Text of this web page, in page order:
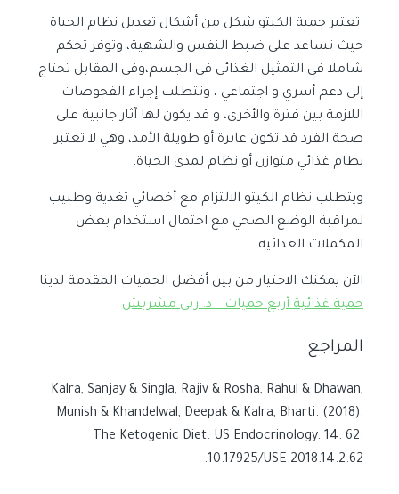
تعتبر حمية الكيتو شكل من أشكال تعديل نظام الحياة
حيث تساعد على ضبط النفس والشهية، وتوفر تحكم
شاملا في التمثيل الغذائي في الجسم،وفي المقابل تحتاج
إلى دعم أسري و اجتماعي ، وتتطلب إجراء الفحوصات
اللازمة بين فترة والأخرى، و قد يكون لها آثار جانبية على
صحة الفرد قد تكون عابرة أو طويلة الأمد، وهي لا تعتبر
نظام غذائي متوازن أو نظام لمدى الحياة.
ويتطلب نظام الكيتو الالتزام مع أخصائي تغذية وطبيب
لمراقبة الوضع الصحي مع احتمال استخدام بعض
المكملات الغذائية.
الآن يمكنك الاختيار من بين أفضل الحميات المقدمة لدينا
حمية غذائية أربع حميات – د. ربى مشربش
المراجع
Kalra, Sanjay & Singla, Rajiv & Rosha, Rahul & Dhawan,
Munish & Khandelwal, Deepak & Kalra, Bharti. (2018).
The Ketogenic Diet. US Endocrinology. 14. 62.
10.17925/USE.2018.14.2.62.